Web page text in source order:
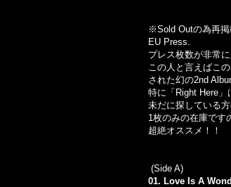
※Sold Outの為再掲
EU Press.
プレス枚数が非常
この人と言えばこ
された幻の2nd
特に「Right Here」
未だに探している
1枚のみの在庫です
超絶オススメ！！
(Side A)
01. Love Is A